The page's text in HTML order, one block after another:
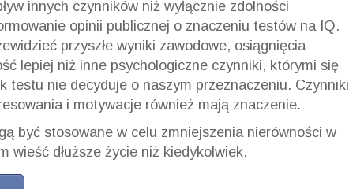
innych czynników niż wyłącznie zdolności
opinii publicznej o znaczeniu testów na IQ.
przyszłe wyniki zawodowe, osiągnięcia
lepiej niż inne psychologiczne czynniki, którymi się
testu nie decyduje o naszym przeznaczeniu. Czynniki
i motywacje również mają znaczenie.
być stosowane w celu zmniejszenia nierówności w
wieść dłuższe życie niż kiedykolwiek.